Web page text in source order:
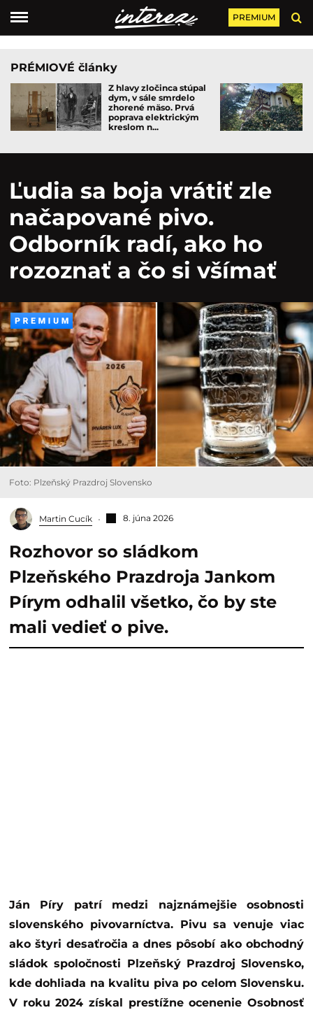
PREMIUM
PRÉMIOVÉ články
Z hlavy zločinca stúpal
dym, v sále smrdelo
zhorené mäso. Prvá
poprava elektrickým
kreslom n...
Ľudia sa boja vrátiť zle
načapované pivo.
Odborník radí, ako ho
rozoznať a čo si všímať
Foto: Plzeňský Prazdroj Slovensko
Martin Cucík 8. júna 2026
Rozhovor so sládkom
Plzeňského Prazdroja Jankom
Pírym odhalil všetko, čo by ste
mali vedieť o pive.
Ján Píry patrí medzi najznámejšie osobnosti
slovenského pivovarníctva. Pivu sa venuje viac
ako štyri desaťročia a dnes pôsobí ako obchodný
sládok spoločnosti Plzeňský Prazdroj Slovensko,
kde dohliada na kvalitu piva po celom Slovensku.
V roku 2024 získal prestížne ocenenie Osobnosť